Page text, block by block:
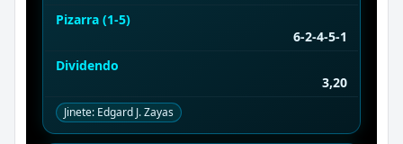
Pizarra (1-5)
6-2-4-5-1
Dividendo
3,20
Jinete: Edgard J. Zayas